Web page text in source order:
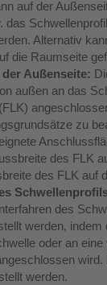
auf der
das
Alternativ
die Raumseite
Außenseite:
außen an das
zu
des FLK
des FLK auf
des
werden, indem
oder an eine
werden.